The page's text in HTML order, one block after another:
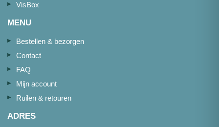
VisBox
MENU
Bestellen & bezorgen
Contact
FAQ
Mijn account
Ruilen & retouren
ADRES